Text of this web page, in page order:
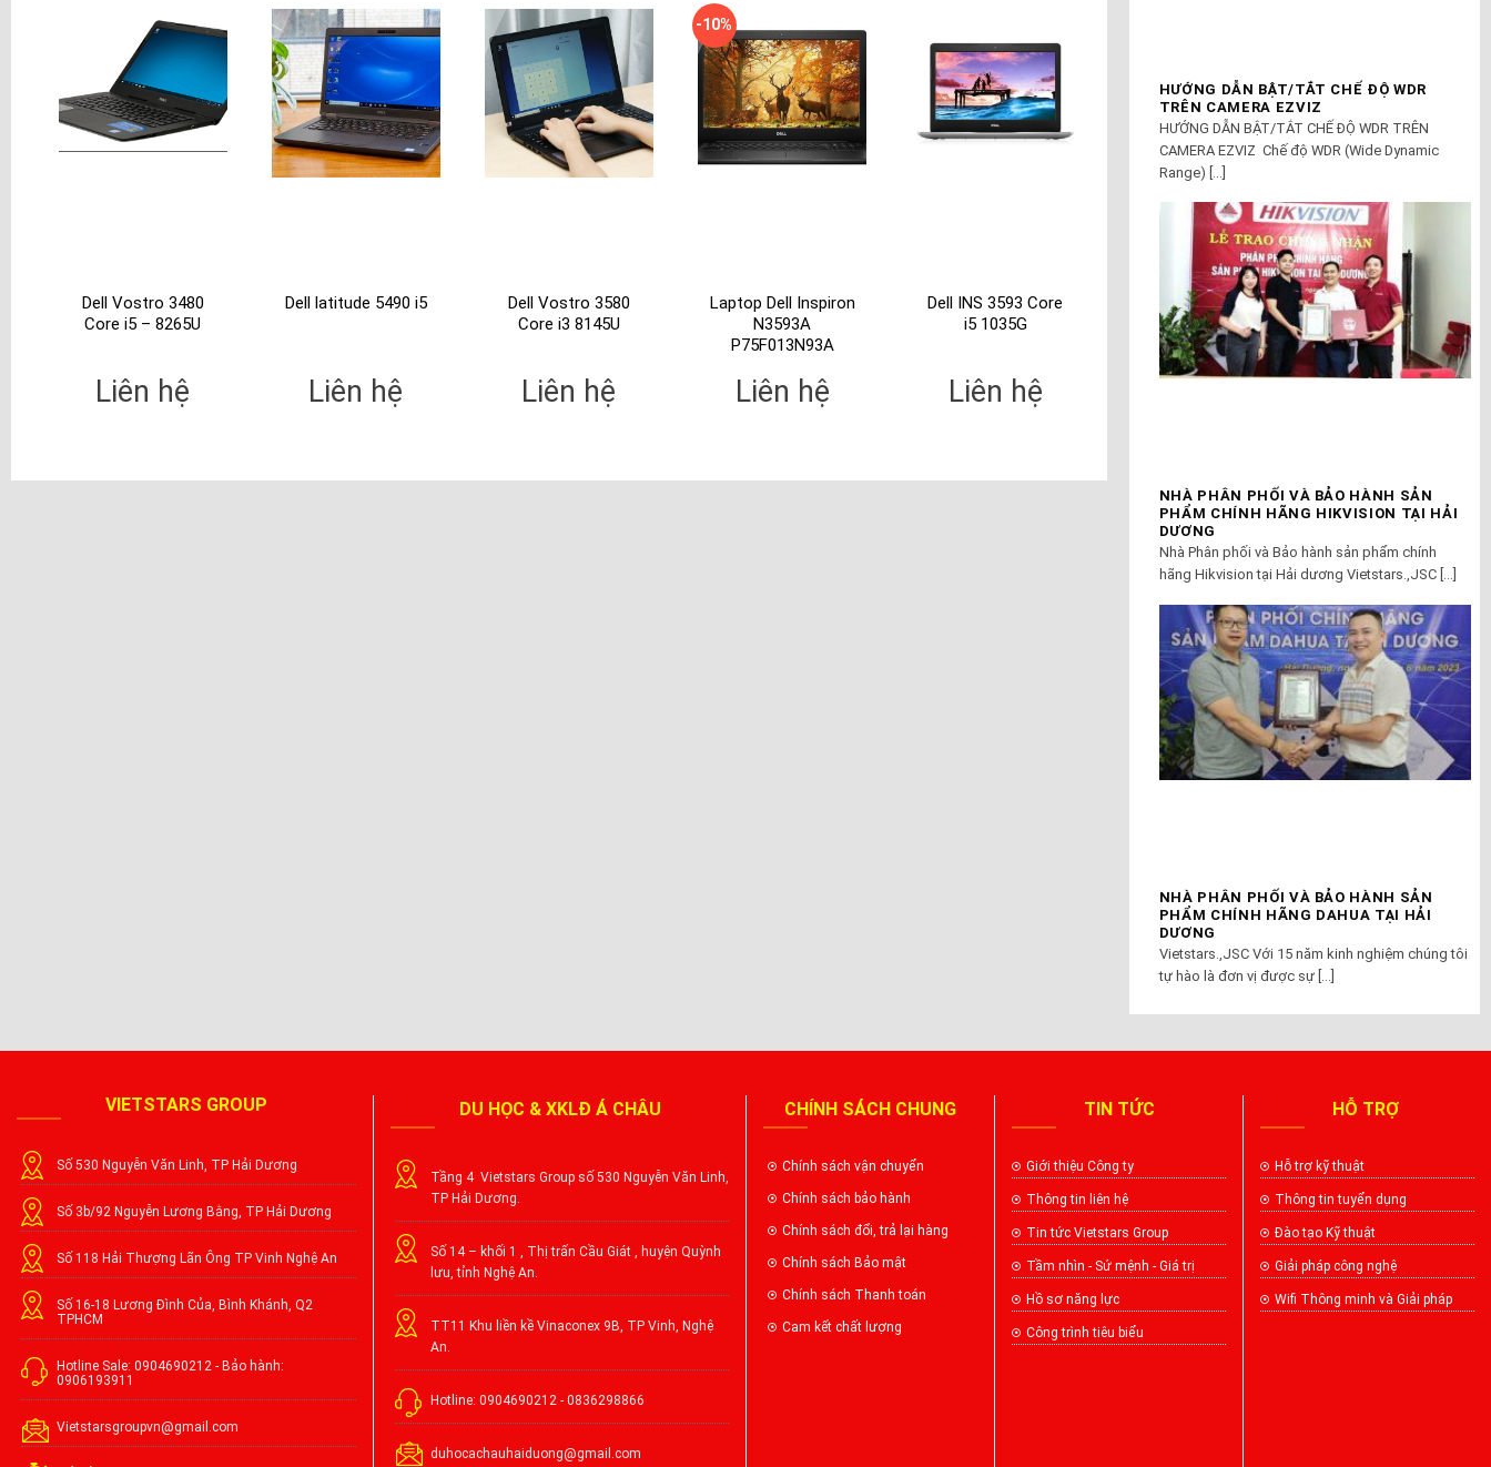
Dell Vostro 3480
Core i5 – 8265U
Liên hệ
Dell latitude 5490 i5
Liên hệ
Dell Vostro 3580
Core i3 8145U
Liên hệ
-10%
Laptop Dell Inspiron
N3593A
P75F013N93A
Liên hệ
Dell INS 3593 Core
i5 1035G
Liên hệ
Dell Inspiron 3493
Corei5
Dell Latitude
3400BTX Core i5
8265u
HƯỚNG DẪN BẬT/TẮT CHẾ ĐỘ WDR
TRÊN CAMERA EZVIZ
HƯỚNG DẪN BẬT/TẮT CHẾ ĐỘ WDR TRÊN
CAMERA EZVIZ Chế độ WDR (Wide Dynamic
Range) [...]
NHÀ PHÂN PHỐI VÀ BẢO HÀNH SẢN
PHẨM CHÍNH HÃNG HIKVISION TẠI HẢI
DƯƠNG
Nhà Phân phối và Bảo hành sản phẩm chính
hãng Hikvision tại Hải dương Vietstars.,JSC [...]
NHÀ PHÂN PHỐI VÀ BẢO HÀNH SẢN
PHẨM CHÍNH HÃNG DAHUA TẠI HẢI
DƯƠNG
Vietstars.,JSC Với 15 năm kinh nghiệm chúng tôi
tự hào là đơn vị được sự [...]
VIETSTARS GROUP
Số 530 Nguyễn Văn Linh, TP Hải Dương
Số 3b/92 Nguyễn Lương Bằng, TP Hải Dương
Số 118 Hải Thượng Lãn Ông TP Vinh Nghệ An
Số 16-18 Lương Đình Của, Bình Khánh, Q2
TPHCM
Hotline Sale: 0904690212 - Bảo hành:
0906193911
Vietstarsgroupvn@gmail.com
DU HỌC & XKLĐ Á CHÂU
Tầng 4 Vietstars Group số 530 Nguyễn Văn Linh,
TP Hải Dương.
Số 14 – khối 1 , Thị trấn Cầu Giát , huyện Quỳnh
lưu, tỉnh Nghệ An.
TT11 Khu liền kề Vinaconex 9B, TP Vinh, Nghệ
An.
Hotline: 0904690212 - 0836298866
duhocachauhaiduong@gmail.com
CHÍNH SÁCH CHUNG
Chính sách vận chuyển
Chính sách bảo hành
Chính sách đổi, trả lại hàng
Chính sách Bảo mật
Chính sách Thanh toán
Cam kết chất lượng
TIN TỨC
Giới thiệu Công ty
Thông tin liên hệ
Tin tức Vietstars Group
Tầm nhìn - Sứ mệnh - Giá trị
Hồ sơ năng lực
Công trình tiêu biểu
HỖ TRỢ
Hỗ trợ kỹ thuật
Thông tin tuyển dụng
Đào tạo Kỹ thuật
Giải pháp công nghệ
Wifi Thông minh và Giải pháp